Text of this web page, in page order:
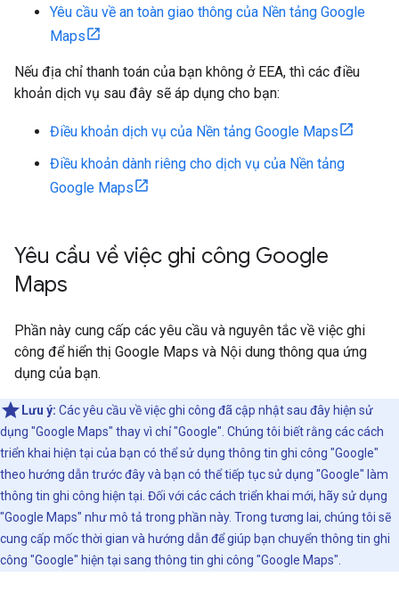
Yêu cầu về an toàn giao thông của Nền tảng Google
Maps
Nếu địa chỉ thanh toán của bạn không ở EEA, thì các điều
khoản dịch vụ sau đây sẽ áp dụng cho bạn:
Điều khoản dịch vụ của Nền tảng Google Maps
Điều khoản dành riêng cho dịch vụ của Nền tảng
Google Maps
Yêu cầu về việc ghi công Google
Maps
Phần này cung cấp các yêu cầu và nguyên tắc về việc ghi
công để hiển thị Google Maps và Nội dung thông qua ứng
dụng của bạn.
Lưu ý: Các yêu cầu về việc ghi công đã cập nhật sau đây hiện sử
dụng "Google Maps" thay vì chỉ "Google". Chúng tôi biết rằng các cách
triển khai hiện tại của bạn có thể sử dụng thông tin ghi công "Google"
theo hướng dẫn trước đây và bạn có thể tiếp tục sử dụng "Google" làm
thông tin ghi công hiện tại. Đối với các cách triển khai mới, hãy sử dụng
"Google Maps" như mô tả trong phần này. Trong tương lai, chúng tôi sẽ
cung cấp mốc thời gian và hướng dẫn để giúp bạn chuyển thông tin ghi
công "Google" hiện tại sang thông tin ghi công "Google Maps".